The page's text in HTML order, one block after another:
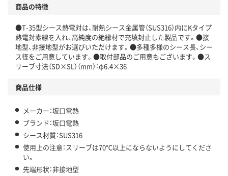
商品の特徴
●T-35型シース熱電対は、耐熱シース金属管（SUS316）内にKタイプ
熱電対素線を入れ、高純度の絶縁材で充填封止した製品です。●接
地型、非接地型がお選びいただけます。●多種多様のシース長、シー
ス径をご用意しています。●取付部品のご用意もございます。●ス
リーブ寸法（SD×SL）（mm）：φ6.4×36
商品仕様
メーカー：坂口電熱
ブランド：坂口電熱
シース材質：SUS316
使用上の注意：スリーブは70℃以上にならないようにしてくださ
い。
先端形状：非接地型